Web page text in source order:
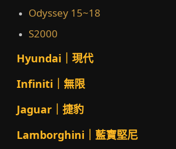
Odyssey 15~18
S2000
Hyundai｜現代
Infiniti｜無限
Jaguar｜捷豹
Lamborghini｜藍寶堅尼